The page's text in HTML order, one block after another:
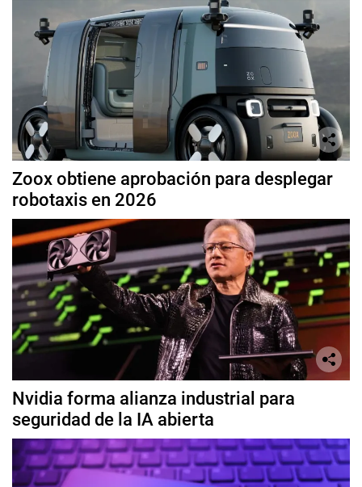
Zoox obtiene aprobación para desplegar
robotaxis en 2026
Nvidia forma alianza industrial para
seguridad de la IA abierta